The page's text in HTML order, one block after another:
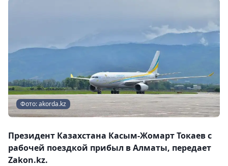
Фото: akorda.kz
Президент Казахстана Касым-Жомарт Токаев с
рабочей поездкой прибыл в Алматы, передает
Zakon.kz.